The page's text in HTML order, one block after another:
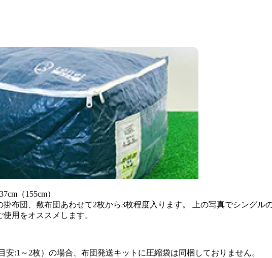
（155cm）
布団、敷布団あわせて2枚から3枚程度入ります。 上の写真でシング
用をオススメします。
安:1～2枚）の場合、布団発送キットに圧縮袋は同梱しておりません。